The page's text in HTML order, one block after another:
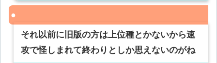
それ以前に旧版の方は上位種とかないから速
攻で怪しまれて終わりとしか思えないのがね